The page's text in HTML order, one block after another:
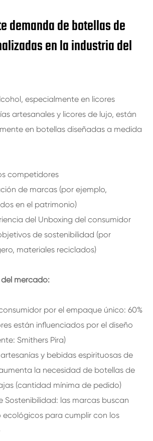
demanda de botellas de
en la industria del
especialmente en licores
artesanales y licores de lujo, están
en botellas diseñadas a medida
competidores
de marcas (por ejemplo,
en el patrimonio)
del Unboxing del consumidor
de sostenibilidad (por
materiales reciclados)
mercado:
por el empaque único: 60%
están influenciados por el diseño
Smithers Pira)
y bebidas espirituosas de
la necesidad de botellas de
(cantidad mínima de pedido)
Sostenibilidad: las marcas buscan
ecológicos para cumplir con los